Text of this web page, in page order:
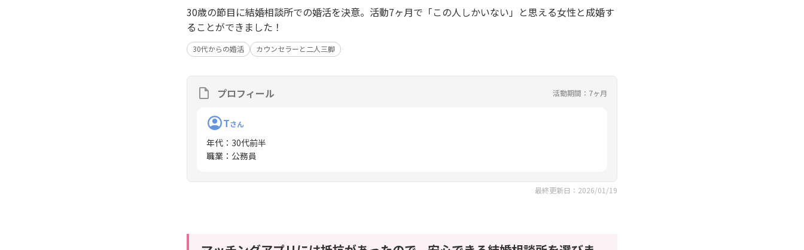
30歳の節目に結婚相談所での婚活を決意。活動7ヶ月で「この人しかいない」と思える女性と成婚す
ることができました！
30代からの婚活 カウンセラーと二人三脚
プロフィール 活動期間：7ヶ月
Tさん
年代 ： 30代前半
職業 ： 公務員
最終更新日：2026/01/19